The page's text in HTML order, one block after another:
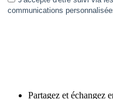
Partagez et échangez